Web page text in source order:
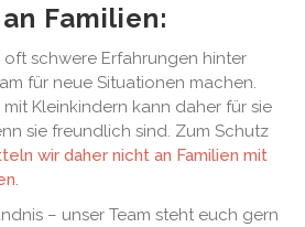
Familien:
schwere Erfahrungen hinter
für neue Situationen machen.
Kleinkindern kann daher für sie
sie freundlich sind. Zum Schutz
wir daher nicht an Familien mit
– unser Team steht euch gern